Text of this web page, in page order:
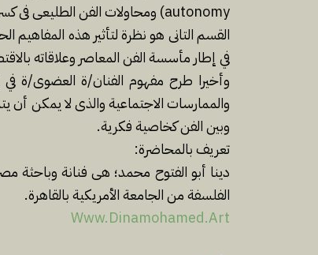
autonomy) ومحاولات الفن الطليعى فى كسر هذا المفهوم للفن وما ترتب عليه من انفصال الفن عن المجتمع.
القسم التانى هو نظرة لتأثير هذه المفاهيم
في إطار مأسسة الفن المعاصر وعلاقاته
وأخيرا طرح مفهوم الفنان/ة العضوى/ة
والممارسات الاجتماعية والذى لا يمكن أن
وبين الفن كخاصية فكرية.
تعريف بالمحاضرة:
الفلسفة من الجامعة الأمريكية بالقاهرة.
Www.Dinamohamed.Art